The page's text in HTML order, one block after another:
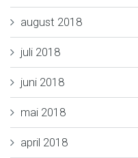
august 2018
juli 2018
juni 2018
mai 2018
april 2018